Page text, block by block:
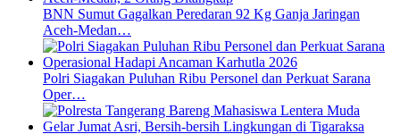
BNN Sumut Gagalkan Peredaran 92 Kg Ganja Jaringan
Aceh-Medan…
Polri Siagakan Puluhan Ribu Personel dan Perkuat Sarana
Oper…